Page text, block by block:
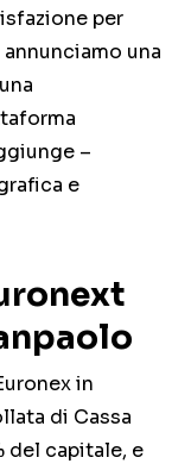
per
una
–
e
in
di Cassa
del capitale, e